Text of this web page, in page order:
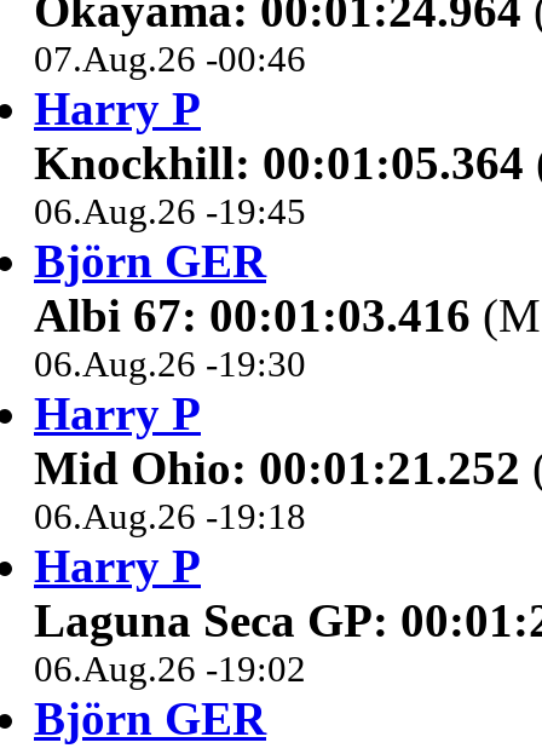
Okayama: 00:01:24.964
07.Aug.26 -00:46
Harry P
Knockhill: 00:01:05.364
06.Aug.26 -19:45
Björn GER
Albi 67: 00:01:03.416
06.Aug.26 -19:30
Harry P
Mid Ohio: 00:01:21.252
06.Aug.26 -19:18
Harry P
Laguna Seca GP:
06.Aug.26 -19:02
Björn GER